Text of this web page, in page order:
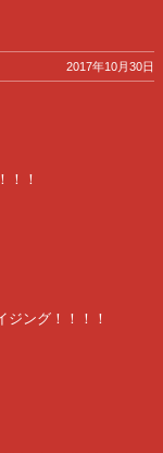
2017年10月30日
！！
ジング！！！！